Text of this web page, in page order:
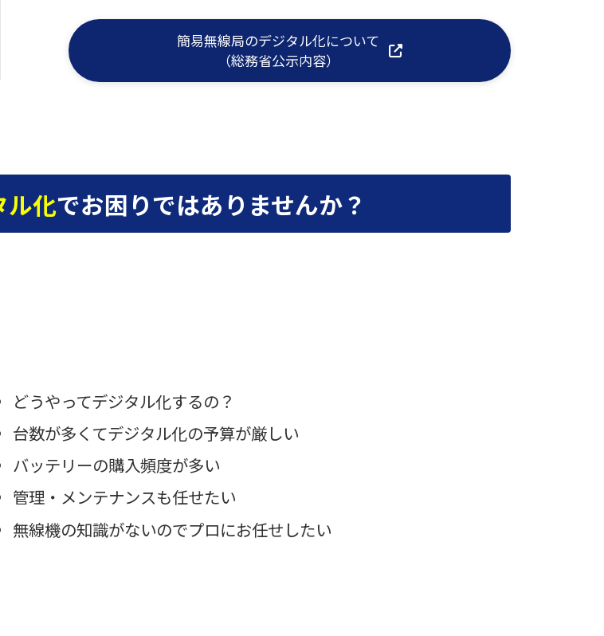
簡易無線局のデジタル化について
（総務省公示内容）
ル化でお困りではありませんか？
どうやってデジタル化するの？
台数が多くてデジタル化の予算が厳しい
バッテリーの購入頻度が多い
管理・メンテナンスも任せたい
無線機の知識がないのでプロにお任せしたい